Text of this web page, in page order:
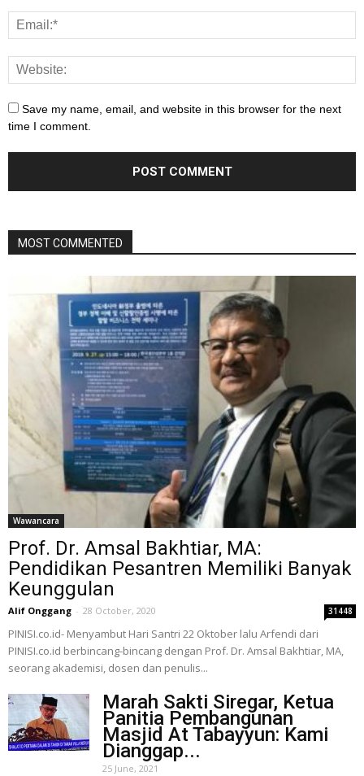
Save my name, email, and website in this browser for the next
time I comment.
MOST COMMENTED
Wawancara
Prof. Dr. Amsal Bakhtiar, MA:
Pendidikan Pesantren Memiliki Banyak
Keunggulan
Alif Onggang - 28 October, 2020 31448
PINISI.co.id- Menyambut Hari Santri 22 Oktober lalu Arfendi dari
PINISI.co.id berbincang-bincang dengan Prof. Dr. Amsal Bakhtiar, MA,
seorang akademisi, dosen dan penulis...
Marah Sakti Siregar, Ketua
Panitia Pembangunan
Masjid At Tabayyun: Kami
Dianggap...
25 June, 2021